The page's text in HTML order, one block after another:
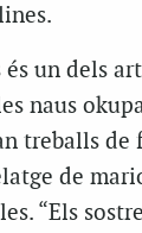
un dels
naus
treballs
de
“Els